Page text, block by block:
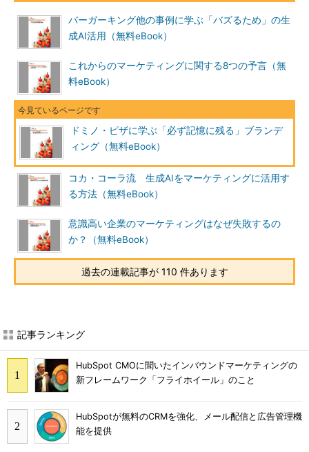
バーガーキング他の事例に学ぶ「バズるため」の生
成AI活用（無料eBook）
これからのマーケティングに関する8つの予言（無
料eBook）
ドミノ・ピザに学ぶ「必ず記憶に残る」ブランデ
ィング（無料eBook）
コカ・コーラ流 生成AIをマーケティングに活用す
る方法（無料eBook）
意識高い企業のマーケティングはなぜ失敗するの
か？（無料eBook）
過去の連載記事が 110 件あります
記事ランキング
HubSpot CMOに聞いたインバウンドマーケティングの
新フレームワーク「フライホイール」のこと
HubSpotが無料のCRMを強化、メール配信と広告管理機
能を提供